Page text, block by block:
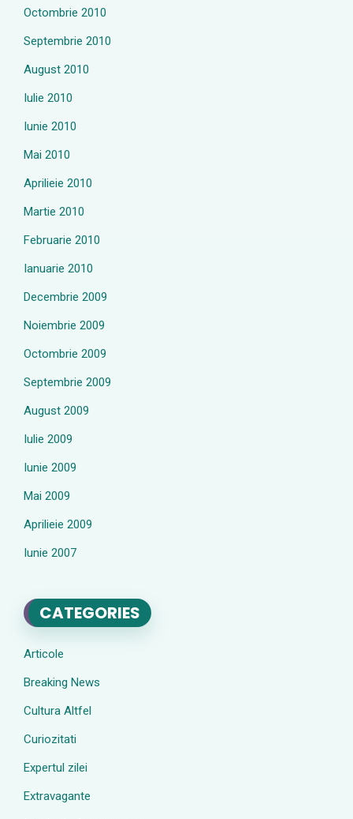
Octombrie 2010
Septembrie 2010
August 2010
Iulie 2010
Iunie 2010
Mai 2010
Aprilieie 2010
Martie 2010
Februarie 2010
Ianuarie 2010
Decembrie 2009
Noiembrie 2009
Octombrie 2009
Septembrie 2009
August 2009
Iulie 2009
Iunie 2009
Mai 2009
Aprilieie 2009
Iunie 2007
CATEGORIES
Articole
Breaking News
Cultura Altfel
Curiozitati
Expertul zilei
Extravagante